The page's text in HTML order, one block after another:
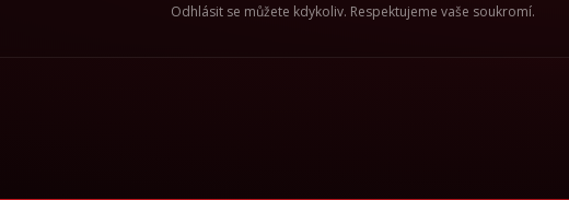
Odhlásit se můžete kdykoliv. Respektujeme vaše soukromí.